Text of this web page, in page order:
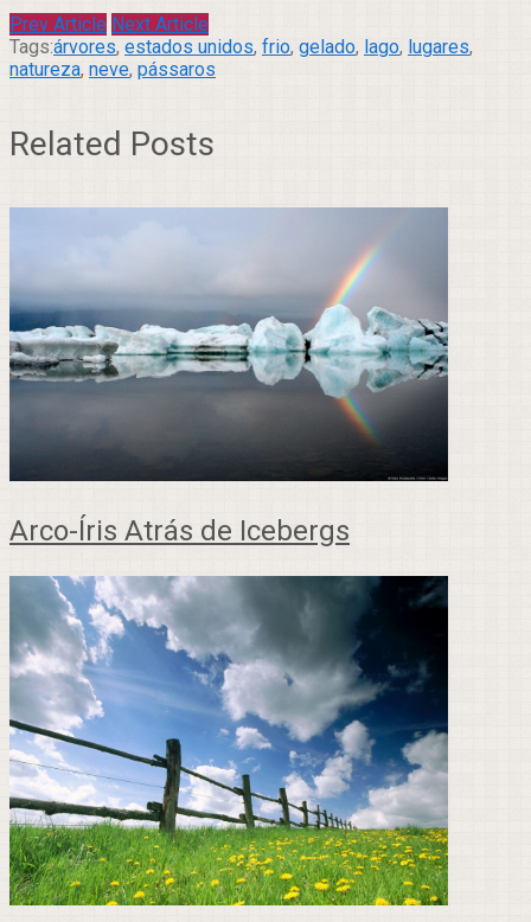
Prev Article Next Article
Tags:árvores, estados unidos, frio, gelado, lago, lugares,
natureza, neve, pássaros
Related Posts
Arco-Íris Atrás de Icebergs